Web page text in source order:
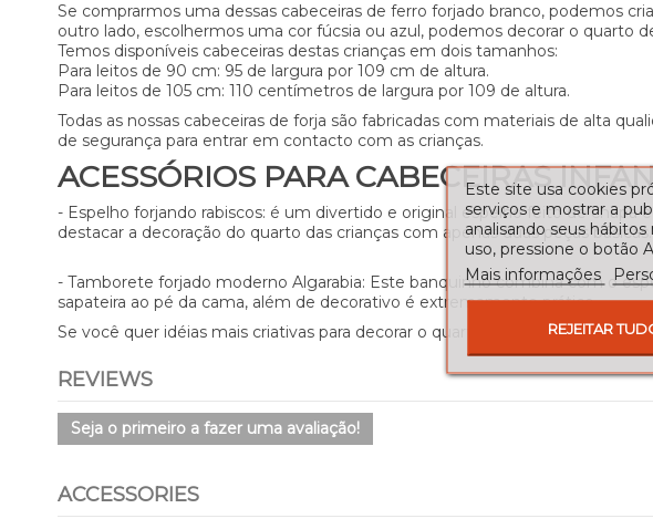
Se comprarmos uma dessas cabeceiras de ferro forjado branco, podemos
outro lado, escolhermos uma cor fúcsia ou azul, podemos decorar o quarto
Temos disponíveis cabeceiras destas crianças em dois tamanhos:
Para leitos de 90 cm: 95 de largura por 109 cm de altura.
Para leitos de 105 cm: 110 centímetros de largura por 109 de altura.
Todas as nossas cabeceiras de forja são fabricadas com materiais de alta
de segurança para entrar em contacto com as crianças.
ACESSÓRIOS PARA CABECEIRAS
- Espelho forjando rabiscos: é um divertido e original espelho feito de
destacar a decoração do quarto das crianças com apenas duas peças básicas.
- Tamborete forjado moderno Algarabia: Este banquinho combina com o
sapateira ao pé da cama, além de decorativo é extremamente prático.
Se você quer idéias mais criativas para decorar o quarto das crianças, visite
REVIEWS
Seja o primeiro a fazer uma avaliação!
ACCESSORIES
Este site usa cookies
serviços e mostrar a
analisando seus
uso, pressione o botão
Mais informações
REJEITAR